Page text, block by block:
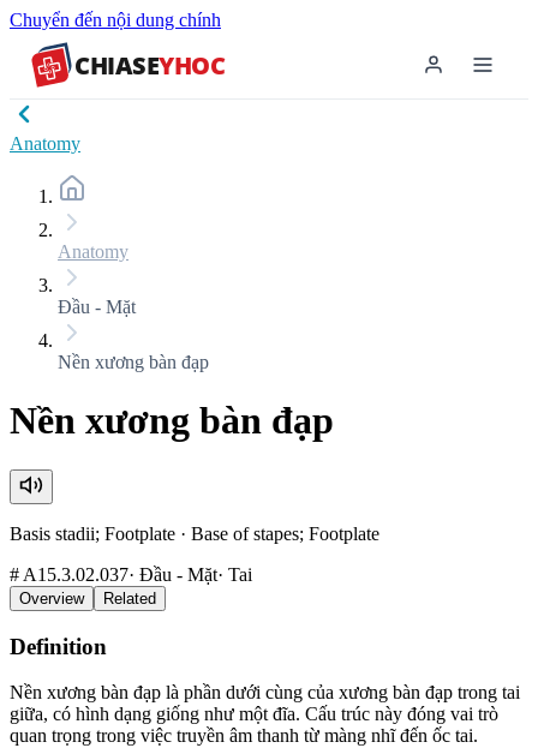
Chuyển đến nội dung chính
CHIASEYHOC
Anatomy
Anatomy
Đầu - Mặt
Nền xương bàn đạp
Nền xương bàn đạp
Basis stadii; Footplate · Base of stapes; Footplate
# A15.3.02.037· Đầu - Mặt· Tai
Overview Related
Definition
Nền xương bàn đạp là phần dưới cùng của xương bàn đạp trong tai
giữa, có hình dạng giống như một đĩa. Cấu trúc này đóng vai trò
quan trọng trong việc truyền âm thanh từ màng nhĩ đến ốc tai.